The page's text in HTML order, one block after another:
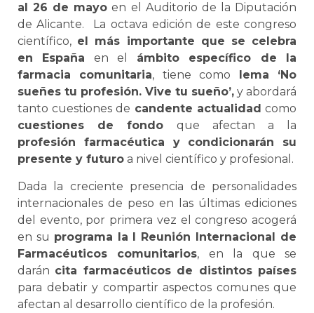
al 26 de mayo en el Auditorio de la Diputación
de Alicante. La octava edición de este congreso
científico, el más importante que se celebra
en España en el ámbito específico de la
farmacia comunitaria, tiene como lema ‘No
sueñes tu profesión. Vive tu sueño’, y abordará
tanto cuestiones de candente actualidad como
cuestiones de fondo que afectan a la
profesión farmacéutica y condicionarán su
presente y futuro a nivel científico y profesional.
Dada la creciente presencia de personalidades
internacionales de peso en las últimas ediciones
del evento, por primera vez el congreso acogerá
en su programa la I Reunión Internacional de
Farmacéuticos comunitarios, en la que se
darán cita farmacéuticos de distintos países
para debatir y compartir aspectos comunes que
afectan al desarrollo científico de la profesión.